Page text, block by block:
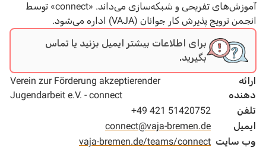
آموزش‌های تفریحی و شبکه‌سازی می‌داند. «connect» توسط
انجمن ترویج پذیرش کار جوانان (VAJA) اداره می‌شود.
برای اطلاعات بیشتر ایمیل بزنید یا تماس
بگیرید.
ارائه
دهنده
Verein zur Förderung akzeptierender
Jugendarbeit e.V. - connect
تلفن
+49 421 51420752
ایمیل
connect@vaja-bremen.de
وب سایت vaja-bremen.de/teams/connect